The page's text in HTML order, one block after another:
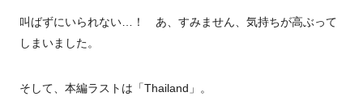
叫ばずにいられない…！ あ、すみません、気持ちが高ぶって
しまいました。
そして、本編ラストは「Thailand」。